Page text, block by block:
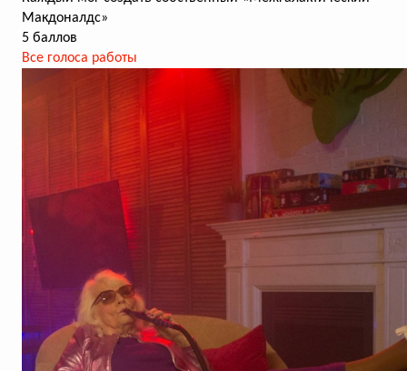
Макдоналдс»
5 баллов
Все голоса работы